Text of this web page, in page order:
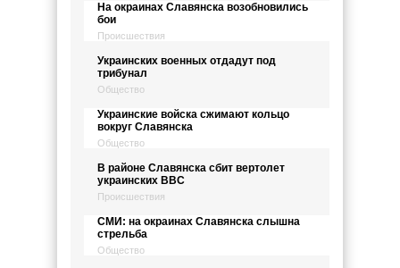
На окраинах Славянска возобновились
бои
Происшествия
Украинских военных отдадут под
трибунал
Общество
Украинские войска сжимают кольцо
вокруг Славянска
Общество
В районе Славянска сбит вертолет
украинских ВВС
Происшествия
СМИ: на окраинах Славянска слышна
стрельба
Общество